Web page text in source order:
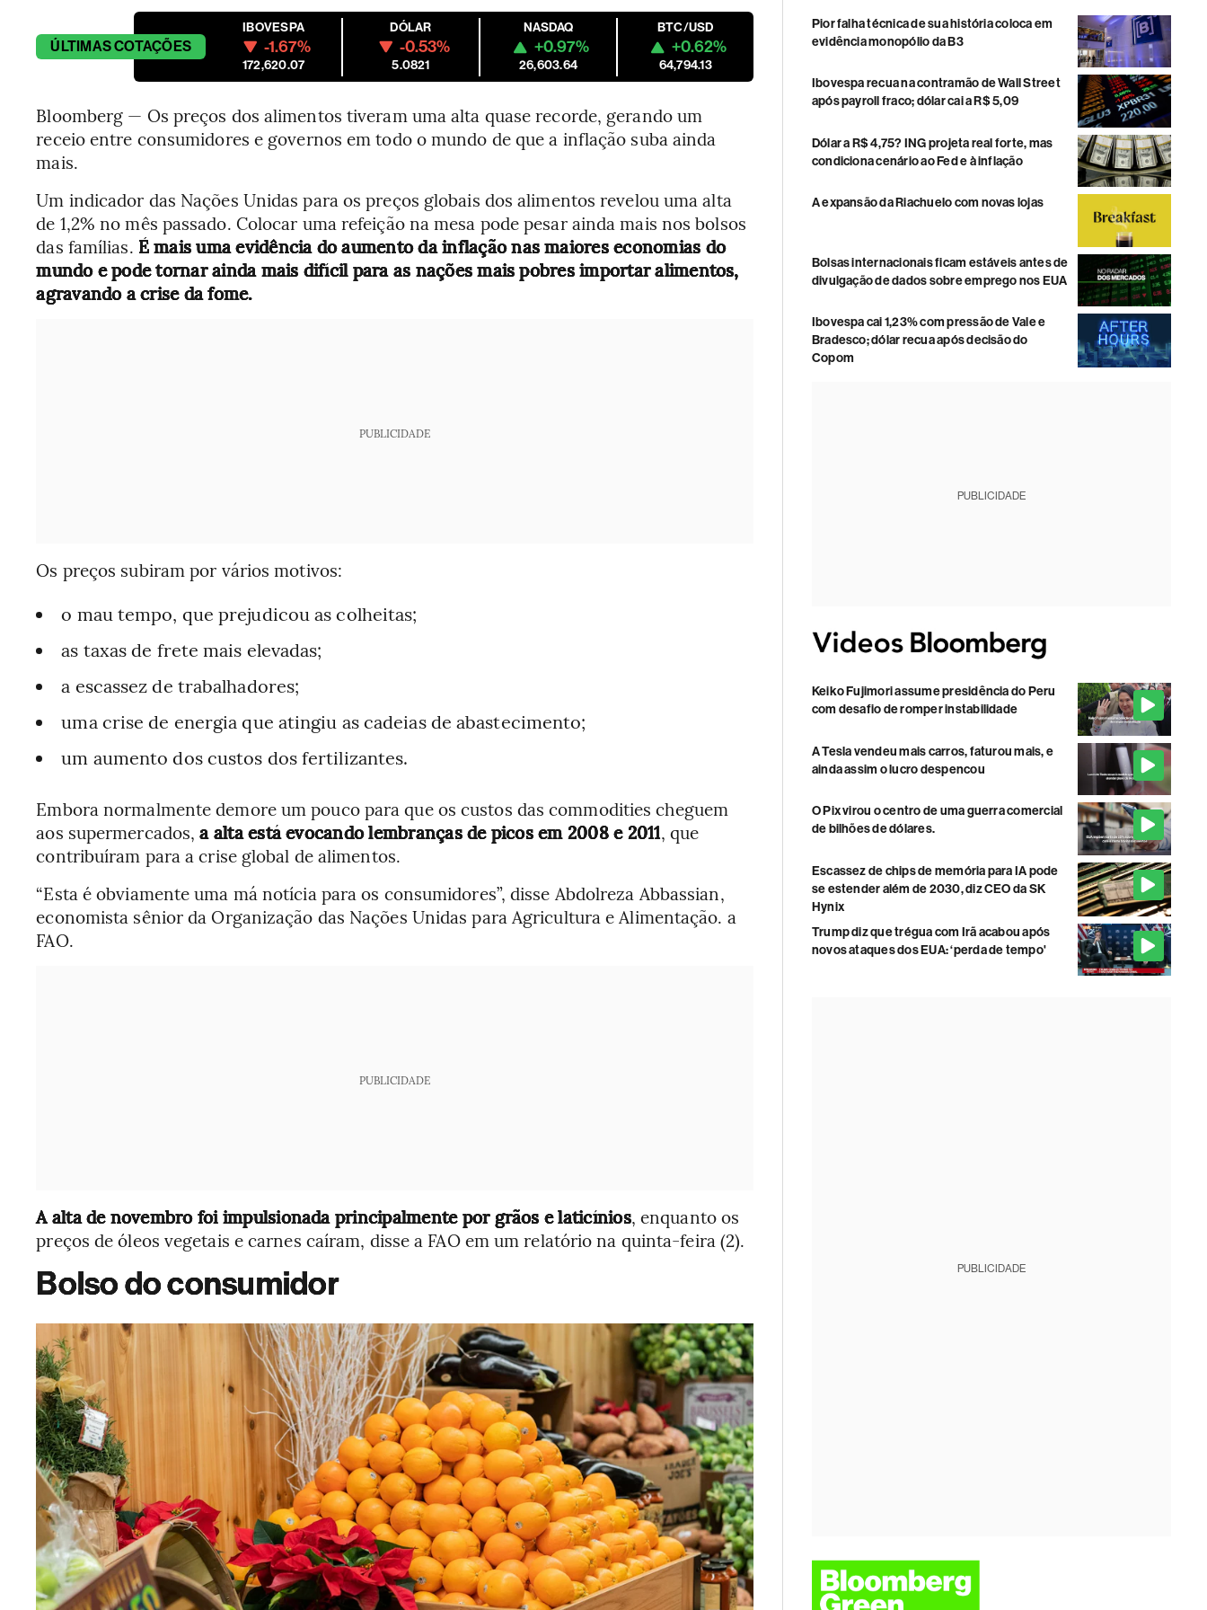
ÚLTIMASCOTAÇÕES
IBOVESPA
-1.67%
172,620.07
DÓLAR
-0.53%
5.0821
NASDAQ
+0.97%
26,603.64
BTC/USD
+0.62%
64,794.13
Bloomberg — Os preços dos alimentos tiveram uma alta quase recorde, gerando um
receio entre consumidores e governos em todo o mundo de que a inflação suba ainda
mais.
Um indicador das Nações Unidas para os preços globais dos alimentos revelou uma alta
de 1,2% no mês passado. Colocar uma refeição na mesa pode pesar ainda mais nos bolsos
das famílias. É mais uma evidência do aumento da inflação nas maiores economias do
mundo e pode tornar ainda mais difícil para as nações mais pobres importar alimentos,
agravando a crise da fome.
PUBLICIDADE
Os preços subiram por vários motivos:
o mau tempo, que prejudicou as colheitas;
as taxas de frete mais elevadas;
a escassez de trabalhadores;
uma crise de energia que atingiu as cadeias de abastecimento;
um aumento dos custos dos fertilizantes.
Embora normalmente demore um pouco para que os custos das commodities cheguem
aos supermercados, a alta está evocando lembranças de picos em 2008 e 2011, que
contribuíram para a crise global de alimentos.
“Esta é obviamente uma má notícia para os consumidores”, disse Abdolreza Abbassian,
economista sênior da Organização das Nações Unidas para Agricultura e Alimentação. a
FAO.
PUBLICIDADE
A alta de novembro foi impulsionada principalmente por grãos e laticínios, enquanto os
preços de óleos vegetais e carnes caíram, disse a FAO em um relatório na quinta-feira (2).
Bolso do consumidor
Pior falha técnica de sua história coloca em
evidência monopólio da B3
Ibovespa recua na contramão de Wall Street
após payroll fraco; dólar cai a R$ 5,09
Dólar a R$ 4,75? ING projeta real forte, mas
condiciona cenário ao Fed e à inflação
A expansão da Riachuelo com novas lojas
Bolsas internacionais ficam estáveis antes de
divulgação de dados sobre emprego nos EUA
Ibovespa cai 1,23% com pressão de Vale e
Bradesco; dólar recua após decisão do
Copom
PUBLICIDADE
Keiko Fujimori assume presidência do Peru
com desafio de romper instabilidade
A Tesla vendeu mais carros, faturou mais, e
ainda assim o lucro despencou
O Pix virou o centro de uma guerra comercial
de bilhões de dólares.
Escassez de chips de memória para IA pode
se estender além de 2030, diz CEO da SK
Hynix
Trump diz que trégua com Irã acabou após
novos ataques dos EUA: ‘perda de tempo'
PUBLICIDADE